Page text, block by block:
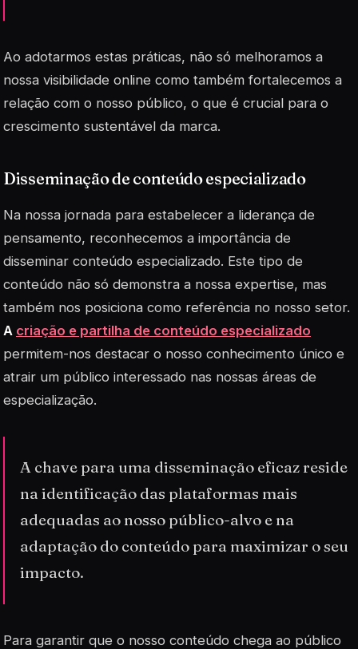
Ao adotarmos estas práticas, não só melhoramos a
nossa visibilidade online como também fortalecemos a
relação com o nosso público, o que é crucial para o
crescimento sustentável da marca.
Disseminação de conteúdo especializado
Na nossa jornada para estabelecer a liderança de
pensamento, reconhecemos a importância de
disseminar conteúdo especializado. Este tipo de
conteúdo não só demonstra a nossa expertise, mas
também nos posiciona como referência no nosso setor.
A criação e partilha de conteúdo especializado
permitem-nos destacar o nosso conhecimento único e
atrair um público interessado nas nossas áreas de
especialização.
A chave para uma disseminação eficaz reside
na identificação das plataformas mais
adequadas ao nosso público-alvo e na
adaptação do conteúdo para maximizar o seu
impacto.
Para garantir que o nosso conteúdo chega ao público